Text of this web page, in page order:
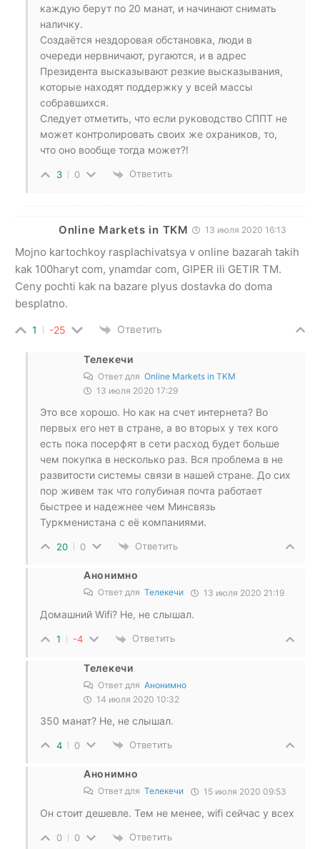
каждую берут по 20 манат, и начинают снимать
наличку.
Создаётся нездоровая обстановка, люди в
очереди нервничают, ругаются, и в адрес
Президента высказывают резкие высказывания,
которые находят поддержку у всей массы
собравшихся.
Следует отметить, что если руководство СППТ не
может контролировать своих же охраников, то,
что оно вообще тогда может?!
3 0 Ответить
Online Markets in TKM 13 июля 2020 16:13
Mojno kartochkoy rasplachivatsya v online bazarah takih
kak 100haryt com, ynamdar com, GIPER ili GETIR TM.
Ceny pochti kak na bazare plyus dostavka do doma
besplatno.
1 -25 Ответить
Телекечи
Ответ для Online Markets in TKM
13 июля 2020 17:29
Это все хорошо. Но как на счет интернета? Во
первых его нет в стране, а во вторых у тех кого
есть пока посерфят в сети расход будет больше
чем покупка в несколько раз. Вся проблема в не
развитости системы связи в нашей стране. До сих
пор живем так что голубиная почта работает
быстрее и надежнее чем Минсвязь
Туркменистана с её компаниями.
20 0 Ответить
Анонимно
Ответ для Телекечи 13 июля 2020 21:19
Домашний Wifi? Не, не слышал.
1 -4 Ответить
Телекечи
Ответ для Анонимно
14 июля 2020 10:32
350 манат? Не, не слышал.
4 0 Ответить
Анонимно
Ответ для Телекечи 15 июля 2020 09:53
Он стоит дешевле. Тем не менее, wifi сейчас у всех
0 0 Ответить